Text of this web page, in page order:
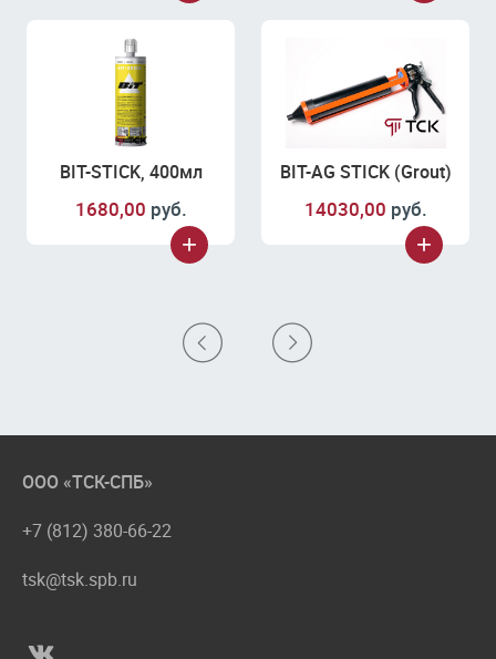
BIT-STICK, 400мл
1680,00 руб.
BIT-AG STICK (Grout)
14030,00 руб.
ООО «ТСК-СПБ»
+7 (812) 380-66-22
tsk@tsk.spb.ru